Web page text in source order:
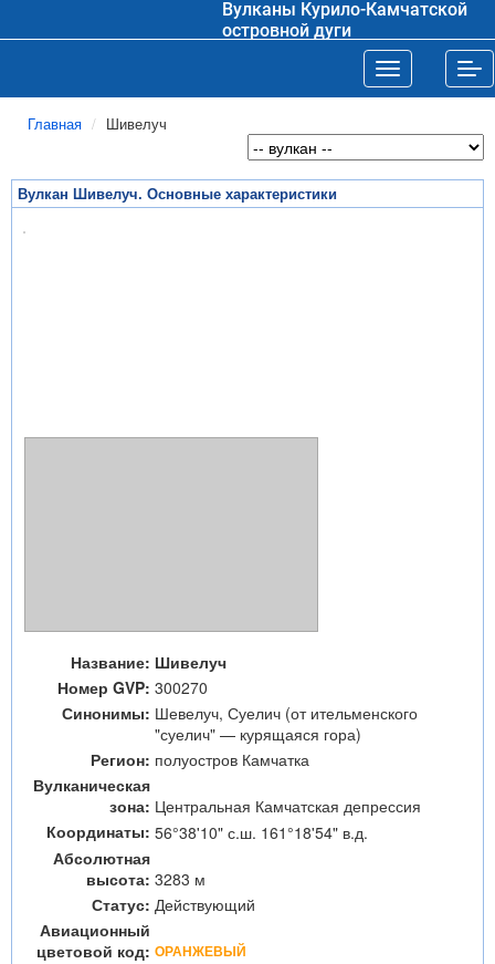
Вулканы Курило-Камчатской
островной дуги
Toggle
Главная Шивелуч
Вулкан Шивелуч. Основные характеристики
Название: Шивелуч
Номер GVP: 300270
Синонимы: Шевелуч, Суелич (от ительменского
"суелич" — курящаяся гора)
Регион: полуостров Камчатка
Вулканическая
зона: Центральная Камчатская депрессия
Координаты: 56°38'10" с.ш. 161°18'54" в.д.
Абсолютная
высота: 3283 м
Статус: Действующий
Авиационный
цветовой код: ОРАНЖЕВЫЙ